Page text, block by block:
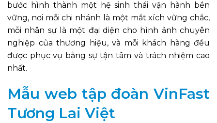
bước hình thành một hệ sinh thái vận hành bền
vững, nơi mỗi chi nhánh là một mắt xích vững chắc,
mỗi nhân sự là một đại diện cho hình ảnh chuyên
nghiệp của thương hiệu, và mỗi khách hàng đều
được phục vụ bằng sự tận tâm và trách nhiệm cao
nhất.
Mẫu web tập đoàn VinFast
Tương Lai Việt